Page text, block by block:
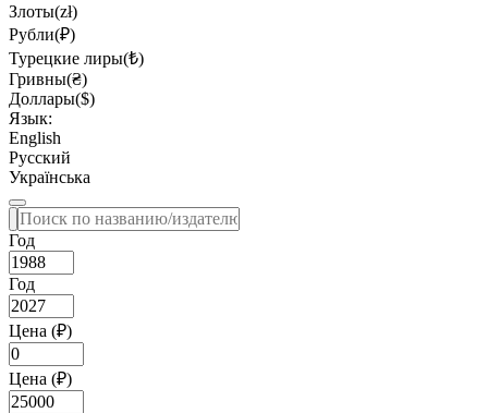
Злоты(zł)
Рубли(₽)
Турецкие лиры(₺)
Гривны(₴)
Доллары($)
Язык:
English
Русский
Українська
Год
Год
Цена (₽)
Цена (₽)